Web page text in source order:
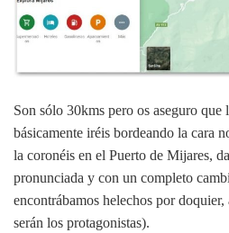
Son sólo 30kms pero os aseguro que
básicamente iréis bordeando la cara
la coronéis en el Puerto de Mijares,
pronunciada y con un completo
encontrábamos helechos por
serán los protagonistas).